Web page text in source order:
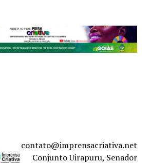
contato@imprensacriativa.net
Conjunto Uirapuru, Senador